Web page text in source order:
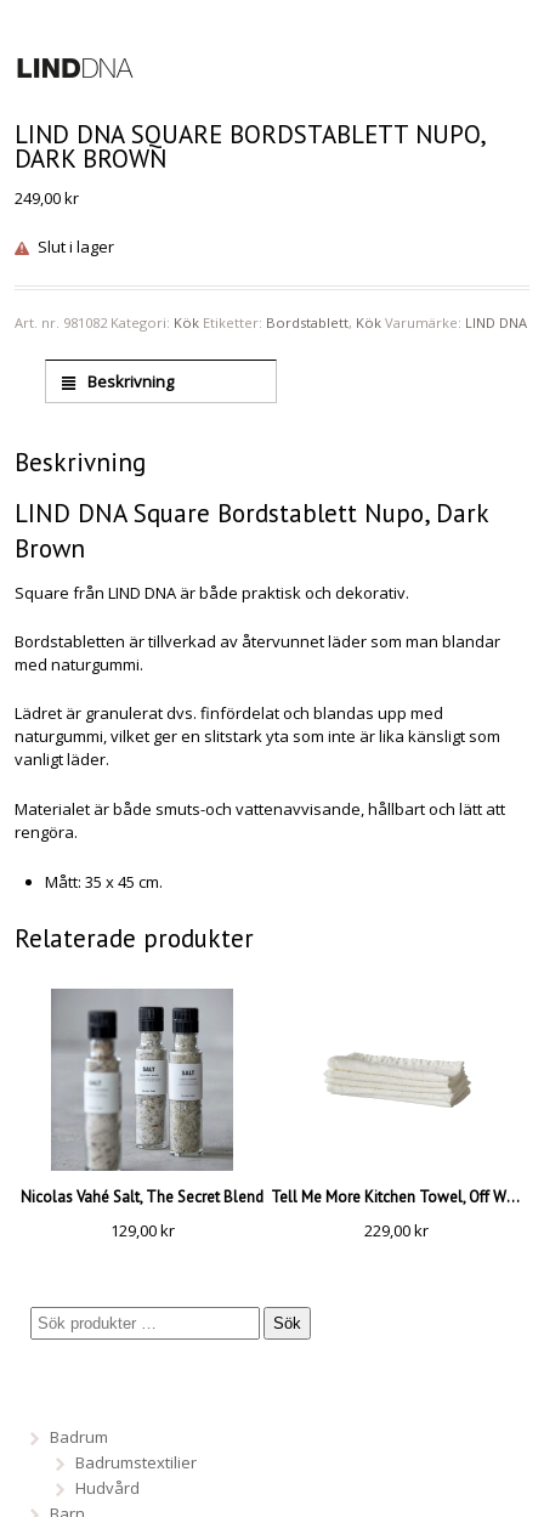
LIND DNA SQUARE BORDSTABLETT NUPO,
DARK BROWN
249,00kr
Slut i lager
Art. nr. 981082 Kategori: Kök Etiketter: Bordstablett, Kök Varumärke: LIND DNA
Beskrivning
Beskrivning
LIND DNA Square Bordstablett Nupo, Dark
Brown
Square från LIND DNA är både praktisk och dekorativ.
Bordstabletten är tillverkad av återvunnet läder som man blandar
med naturgummi.
Lädret är granulerat dvs. finfördelat och blandas upp med
naturgummi, vilket ger en slitstark yta som inte är lika känsligt som
vanligt läder.
Materialet är både smuts-och vattenavvisande, hållbart och lätt att
rengöra.
Mått: 35 x 45 cm.
Relaterade produkter
Nicolas Vahé Salt, The Secret Blend
129,00kr
Tell Me More Kitchen Towel, Off White
229,00kr
Sök
Badrum
Badrumstextilier
Hudvård